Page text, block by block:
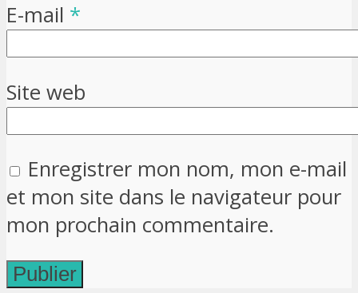
E-mail *
Site web
Enregistrer mon nom, mon e-mail
et mon site dans le navigateur pour
mon prochain commentaire.